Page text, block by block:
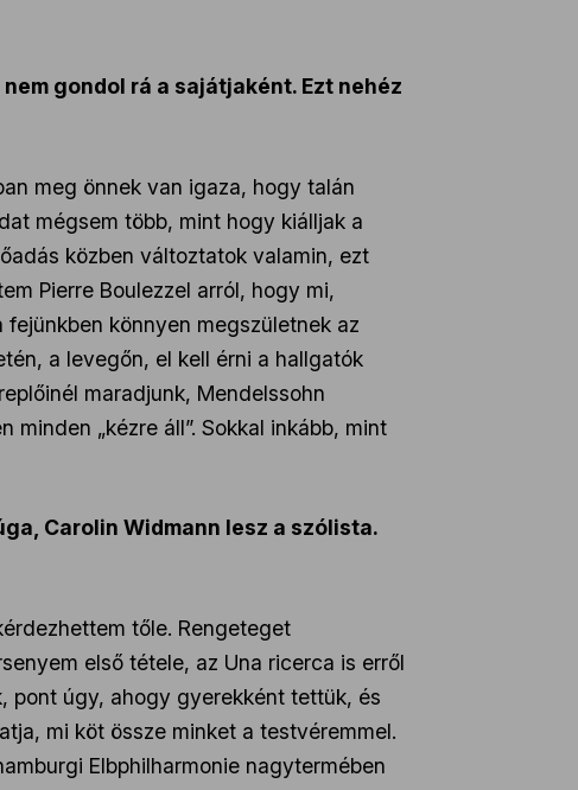
gondol rá a sajátjaként. Ezt nehéz
meg önnek van igaza, hogy talán
mégsem több, mint hogy kiálljak a
közben változtatok valamin, ezt
Pierre Boulezzel arról, hogy mi,
könnyen megszületnek az
a levegőn, el kell érni a hallgatók
maradjunk, Mendelssohn
„kézre áll”. Sokkal inkább, mint
Carolin Widmann lesz a szólista.
tőle. Rengeteget
első tétele, az Una ricerca is erről
pont úgy, ahogy gyerekként tettük, és
mi köt össze minket a testvéremmel.
Elbphilharmonie nagytermében